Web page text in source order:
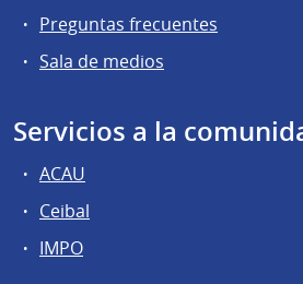
Preguntas frecuentes
Sala de medios
Servicios a la
ACAU
Ceibal
IMPO